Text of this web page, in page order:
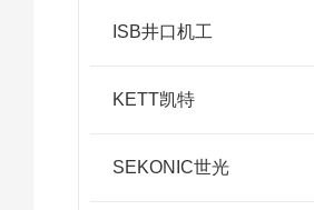
ISB井口机工
KETT凯特
SEKONIC世光